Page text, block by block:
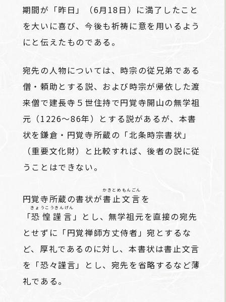
期間が「昨日」（6月18日）に満了したこと
を大いに喜び、今後も祈祷に意を用いるよう
にと伝えたものである。
宛先の人物については、時宗の従兄弟である
僧・頼助とする説、および時宗が帰依した渡
来僧で建長寺５世住持で円覚寺開山の無学祖
元（1226～86年）とする説があるが、本書
状を鎌倉・円覚寺所蔵の「北条時宗書状」
（重要文化財）と比較すれば、後者の説に従
うことはできない。
円覚寺所蔵の書状が書止文言
かきとめもんごん
を
「恐惶謹言
きょうこうきんげん
」とし、無学祖元を直接の宛先
とせずに「円覚禅師方丈侍者」宛とするな
ど、厚礼であるのに対し、本書状は書止文言
を「恐々謹言」とし、宛先を省略するなど薄
礼である。